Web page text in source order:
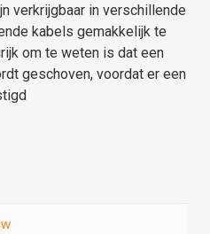
verkrijgbaar in verschillende
kabels gemakkelijk te
om te weten is dat een
geschoven, voordat er een